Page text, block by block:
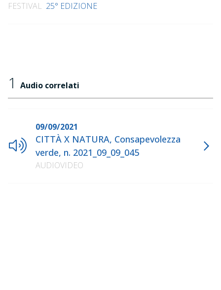
FESTIVAL 25° EDIZIONE
1 Audio correlati
09/09/2021
CITTÀ X NATURA, Consapevolezza
verde, n. 2021_09_09_045
AUDIOVIDEO